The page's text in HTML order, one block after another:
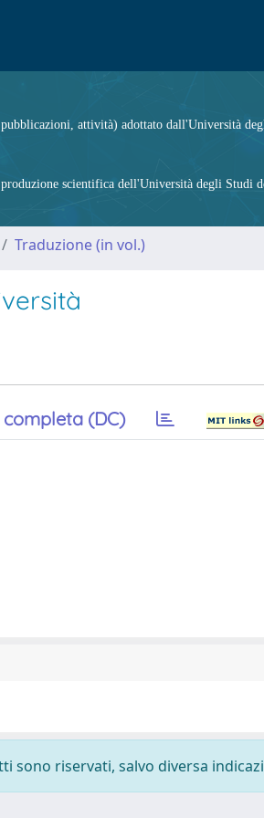
attività) adottato dall'Università
scientifica dell'Università degli Studi
Traduzione (in vol.)
completa (DC)
sono riservati, salvo diversa